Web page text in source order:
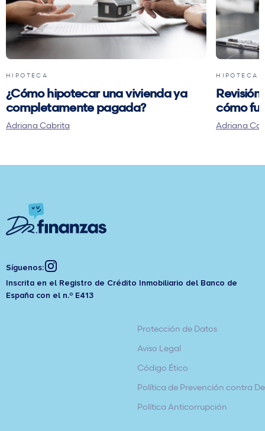
HIPOTECA
¿Cómo hipotecar una vivienda ya
completamente pagada?
Adriana Cabrita
HIPOTECA
cómo
Adriana
Síguenos:
Inscrita en el Registro de Crédito Inmobiliario del Banco de
España con el n.º E413
Protección de Datos
Aviso Legal
Código Ético
Política de Prevención contra
Política Anticorrupción